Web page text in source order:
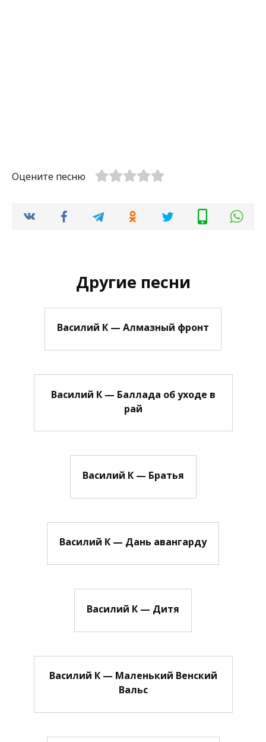
Оцените песню
Другие песни
Василий К — Алмазный фронт
Василий К — Баллада об уходе в
рай
Василий К — Братья
Василий К — Дань авангарду
Василий К — Дитя
Василий К — Маленький Венский
Вальс